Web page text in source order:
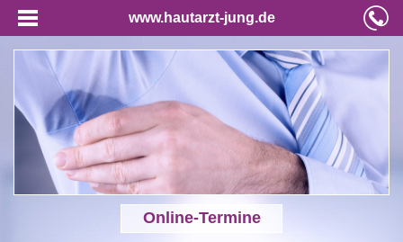
www.hautarzt-jung.de
Online-Termine